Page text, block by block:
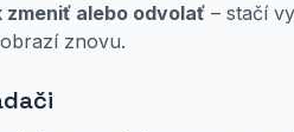
alebo odvolať – stačí
znovu.